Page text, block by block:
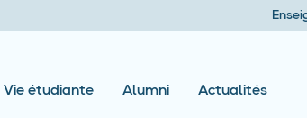
Vie étudiante Alumni Actualités